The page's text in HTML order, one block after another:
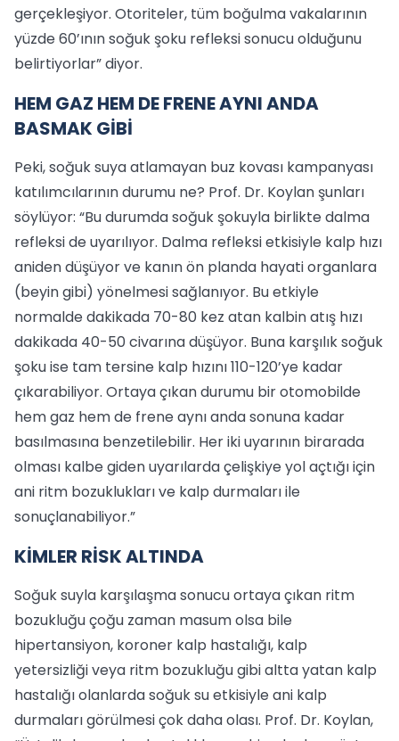
gerçekleşiyor. Otoriteler, tüm boğulma vakalarının
yüzde 60’ının soğuk şoku refleksi sonucu olduğunu
belirtiyorlar” diyor.
HEM GAZ HEM DE FRENE AYNI ANDA
BASMAK GİBİ
Peki, soğuk suya atlamayan buz kovası kampanyası
katılımcılarının durumu ne? Prof. Dr. Koylan şunları
söylüyor: “Bu durumda soğuk şokuyla birlikte dalma
refleksi de uyarılıyor. Dalma refleksi etkisiyle kalp hızı
aniden düşüyor ve kanın ön planda hayati organlara
(beyin gibi) yönelmesi sağlanıyor. Bu etkiyle
normalde dakikada 70-80 kez atan kalbin atış hızı
dakikada 40-50 civarına düşüyor. Buna karşılık soğuk
şoku ise tam tersine kalp hızını 110-120’ye kadar
çıkarabiliyor. Ortaya çıkan durumu bir otomobilde
hem gaz hem de frene aynı anda sonuna kadar
basılmasına benzetilebilir. Her iki uyarının birarada
olması kalbe giden uyarılarda çelişkiye yol açtığı için
ani ritm bozuklukları ve kalp durmaları ile
sonuçlanabiliyor.”
KİMLER RİSK ALTINDA
Soğuk suyla karşılaşma sonucu ortaya çıkan ritm
bozukluğu çoğu zaman masum olsa bile
hipertansiyon, koroner kalp hastalığı, kalp
yetersizliği veya ritm bozukluğu gibi altta yatan kalp
hastalığı olanlarda soğuk su etkisiyle ani kalp
durmaları görülmesi çok daha olası. Prof. Dr. Koylan,